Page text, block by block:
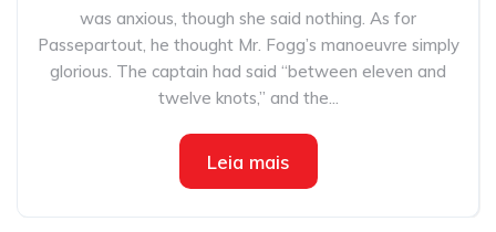
was anxious, though she said nothing. As for
Passepartout, he thought Mr. Fogg’s manoeuvre simply
glorious. The captain had said “between eleven and
twelve knots,” and the...
Leia mais